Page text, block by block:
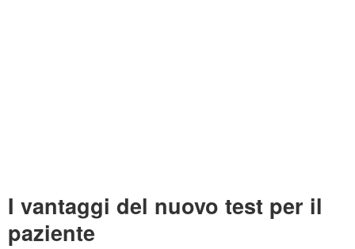
I vantaggi del nuovo test per il
paziente